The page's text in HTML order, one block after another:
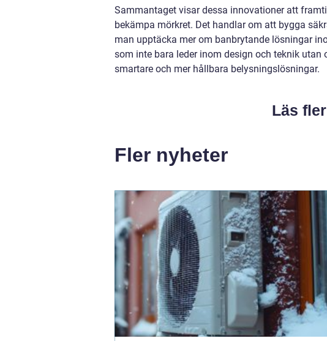
Sammantaget visar dessa innovationer att
bekämpa mörkret. Det handlar om att bygga
man upptäcka mer om banbrytande lösningar
som inte bara leder inom design och teknik
smartare och mer hållbara belysningslösningar.
Läs
Fler nyheter